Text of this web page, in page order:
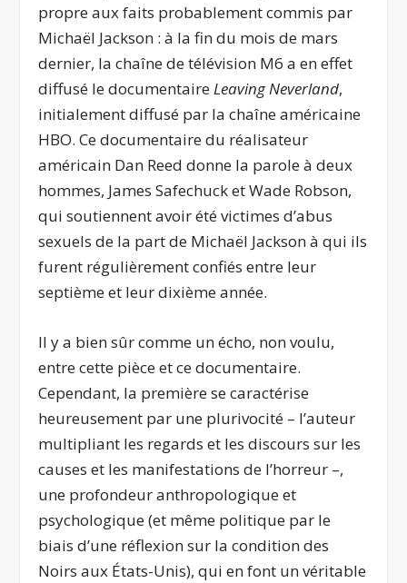
propre aux faits probablement commis par
Michaël Jackson : à la fin du mois de mars
dernier, la chaîne de télévision M6 a en effet
diffusé le documentaireLeaving Neverland,
initialement diffusé par la chaîne américaine
HBO. Ce documentaire du réalisateur
américain Dan Reed donne la parole à deux
hommes, James Safechuck et Wade Robson,
qui soutiennent avoir été victimes d’abus
sexuels de la part de Michaël Jackson à qui ils
furent régulièrement confiés entre leur
septième et leur dixième année.
Il y a bien sûr comme un écho, non voulu,
entre cette pièce et ce documentaire.
Cependant, la première se caractérise
heureusement par une plurivocité – l’auteur
multipliant les regards et les discours sur les
causes et les manifestations de l’horreur –,
une profondeur anthropologique et
psychologique (et même politique par le
biais d’une réflexion sur la condition des
Noirs aux États-Unis), qui en font un véritable